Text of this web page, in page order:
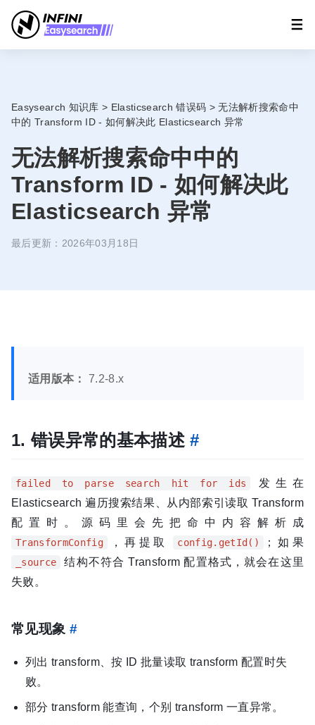
Easysearch 知识库 > Elasticsearch 错误码 > 无法解析搜索命中
中的 Transform ID - 如何解决此 Elasticsearch 异常
无法解析搜索命中中的
Transform ID - 如何解决此
Elasticsearch 异常
最后更新：2026年03月18日
适用版本： 7.2-8.x
1. 错误异常的基本描述#
failed to parse search hit for ids
发生在
Elasticsearch 遍历搜索结果、从内部索引读取 Transform
配置时。源码里会先把命中内容解析成
TransformConfig ，再提取 config.getId() ；如果
_source
结构不符合 Transform 配置格式，就会在这里
失败。
常见现象 #
列出 transform、按 ID 批量读取 transform 配置时失
败。
部分 transform 能查询，个别 transform 一直异常。